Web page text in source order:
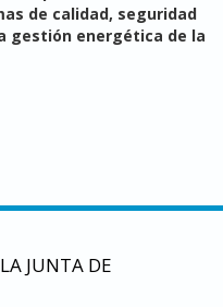
de calidad, seguridad
gestión energética de la
JUNTA DE